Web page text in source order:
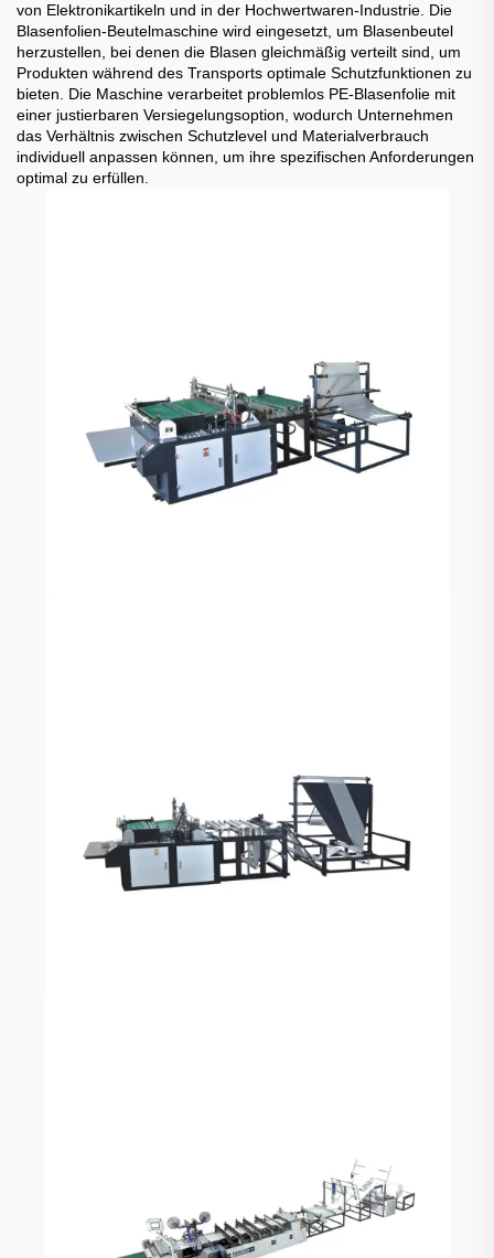
von Elektronikartikeln und in der Hochwertwaren-Industrie. Die
Blasenfolien-Beutelmaschine wird eingesetzt, um Blasenbeutel
herzustellen, bei denen die Blasen gleichmäßig verteilt sind, um
Produkten während des Transports optimale Schutzfunktionen zu
bieten. Die Maschine verarbeitet problemlos PE-Blasenfolie mit
einer justierbaren Versiegelungsoption, wodurch Unternehmen
das Verhältnis zwischen Schutzlevel und Materialverbrauch
individuell anpassen können, um ihre spezifischen Anforderungen
optimal zu erfüllen.